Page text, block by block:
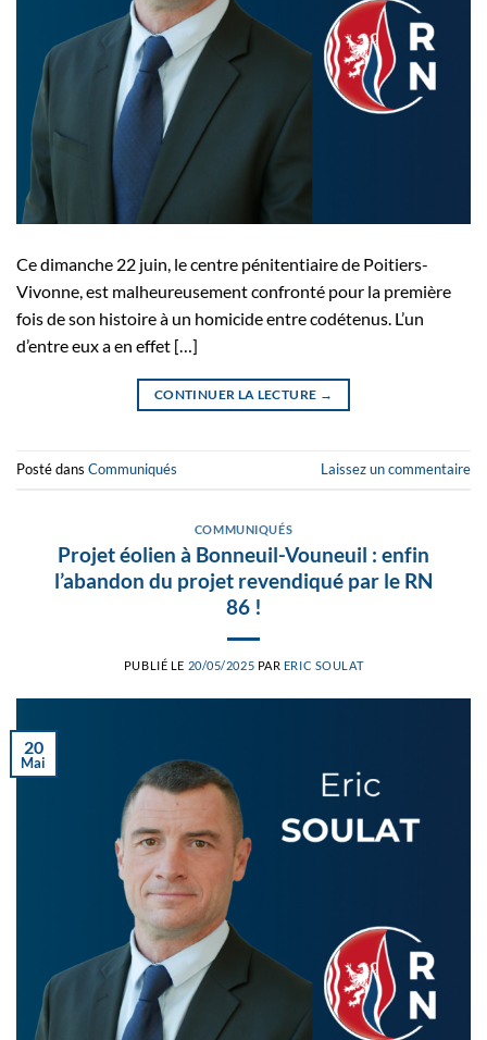
Ce dimanche 22 juin, le centre pénitentiaire de Poitiers-
Vivonne, est malheureusement confronté pour la première
fois de son histoire à un homicide entre codétenus. L’un
d’entre eux a en effet […]
CONTINUER LA LECTURE →
Posté dans Communiqués Laissez un commentaire
COMMUNIQUÉS
Projet éolien à Bonneuil-Vouneuil : enfin
l’abandon du projet revendiqué par le RN
86 !
PUBLIÉ LE 20/05/2025 PAR ERIC SOULAT
20
Mai